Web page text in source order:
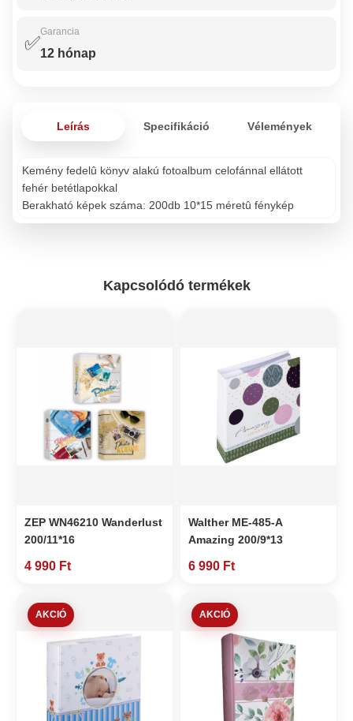
✅
Garancia
12 hónap
Leírás Specifikáció Vélemények
Kemény fedelû könyv alakú fotoalbum celofánnal ellátott
fehér betétlapokkal
Berakható képek száma: 200db 10*15 méretû fénykép
Kapcsolódó termékek
ZEP WN46210 Wanderlust
200/11*16
4 990 Ft
Walther ME-485-A
Amazing 200/9*13
6 990 Ft
AKCIÓ AKCIÓ